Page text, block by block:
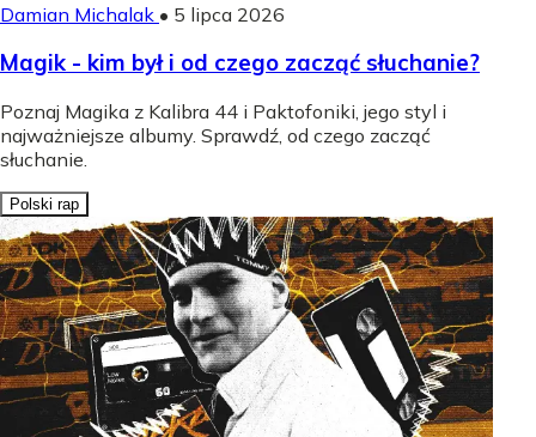
Damian Michalak • 5 lipca 2026
Magik - kim był i od czego zacząć słuchanie?
Poznaj Magika z Kalibra 44 i Paktofoniki, jego styl i
najważniejsze albumy. Sprawdź, od czego zacząć
słuchanie.
Polski rap